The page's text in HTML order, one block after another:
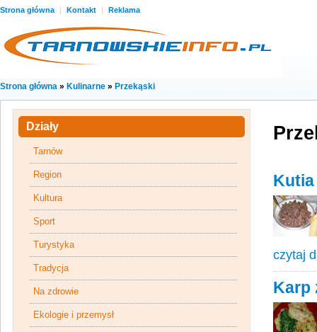
Strona główna | Kontakt | Reklama
Strona główna » Kulinarne » Przekąski
Kutia
czytaj
Karp
Działy
Tarnów
Region
Kultura
Sport
Turystyka
Tradycja
Na zdrowie
Ekologie i przemysł